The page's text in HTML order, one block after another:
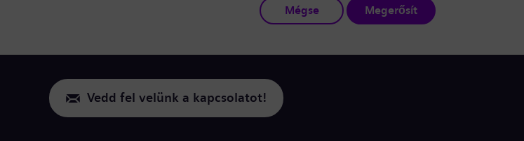
Mégse Megerősít
Vedd fel velünk a kapcsolatot!